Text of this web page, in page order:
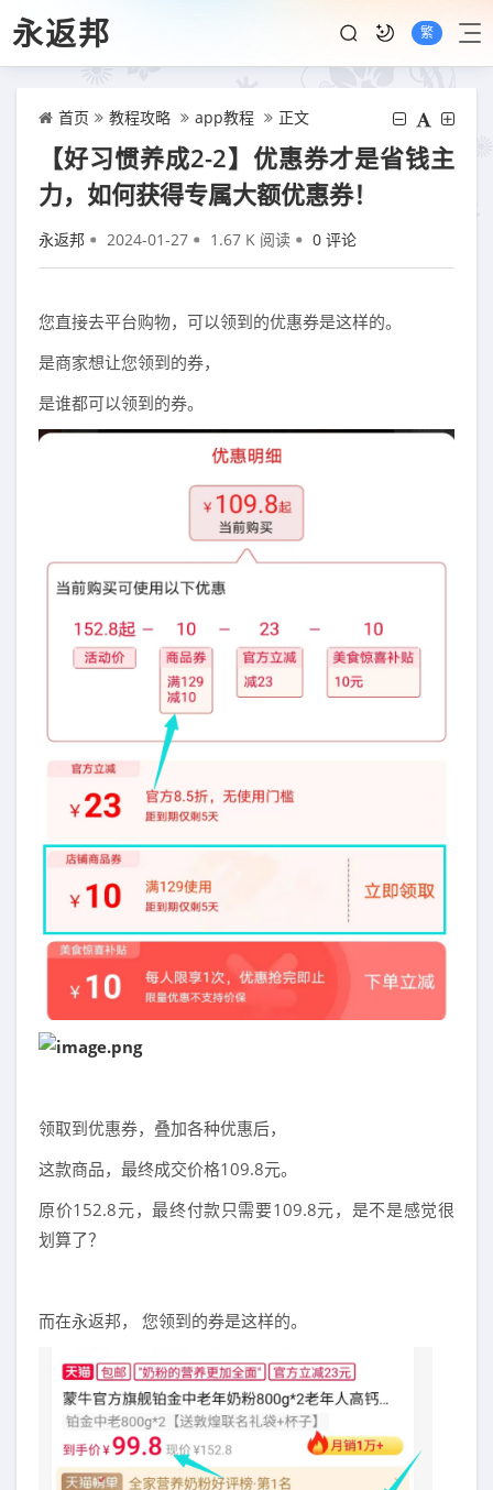
永返邦 繁
首页 教程攻略 app教程 正文
【好习惯养成2-2】优惠券才是省钱主
力，如何获得专属大额优惠券！
永返邦 2024-01-27 1.67 K 阅读 0 评论
您直接去平台购物，可以领到的优惠券是这样的。
是商家想让您领到的券，
是谁都可以领到的券。
领取到优惠券，叠加各种优惠后，
这款商品，最终成交价格109.8元。
原价152.8元，最终付款只需要109.8元，是不是感觉很
划算了？
而在永返邦， 您领到的券是这样的。